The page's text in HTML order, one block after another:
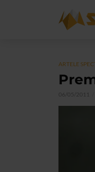
ARTELE
06/05/2011